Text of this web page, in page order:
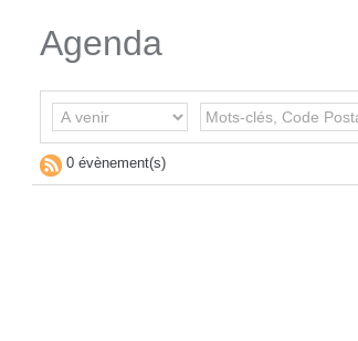
Agenda
0 évènement(s)